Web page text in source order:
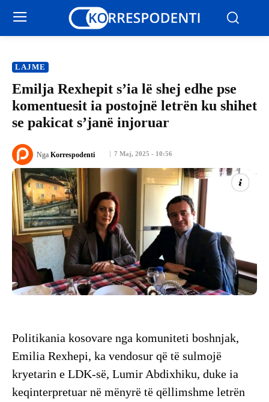
LAJME
Emilja Rexhepit s’ia lë shej edhe pse
komentuesit ia postojnë letrën ku shihet
se pakicat s’janë injoruar
7 Maj, 2025 - 10:56
Nga Korrespodenti
Politikania kosovare nga komuniteti boshnjak,
Emilia Rexhepi, ka vendosur që të sulmojë
kryetarin e LDK-së, Lumir Abdixhiku, duke ia
keqinterpretuar në mënyrë të qëllimshme letrën